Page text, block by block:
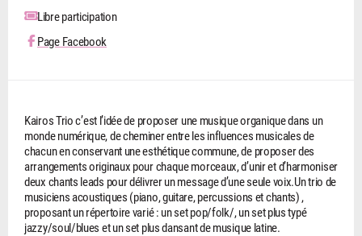
Libre participation
Page Facebook
Kairos Trio c’est l’idée de proposer une musique organique dans un
monde numérique, de cheminer entre les influences musicales de
chacun en conservant une esthétique commune, de proposer des
arrangements originaux pour chaque morceaux, d’unir et d’harmoniser
deux chants leads pour délivrer un message d’une seule voix.Un trio de
musiciens acoustiques (piano, guitare, percussions et chants) ,
proposant un répertoire varié : un set pop/folk/, un set plus typé
jazzy/soul/blues et un set plus dansant de musique latine.